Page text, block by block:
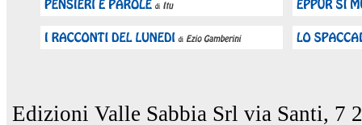
Edizioni Valle Sabbia Srl via Santi, 7